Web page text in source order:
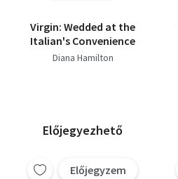
Virgin: Wedded at the
Italian's Convenience
Diana Hamilton
Előjegyezhető
Előjegyzem